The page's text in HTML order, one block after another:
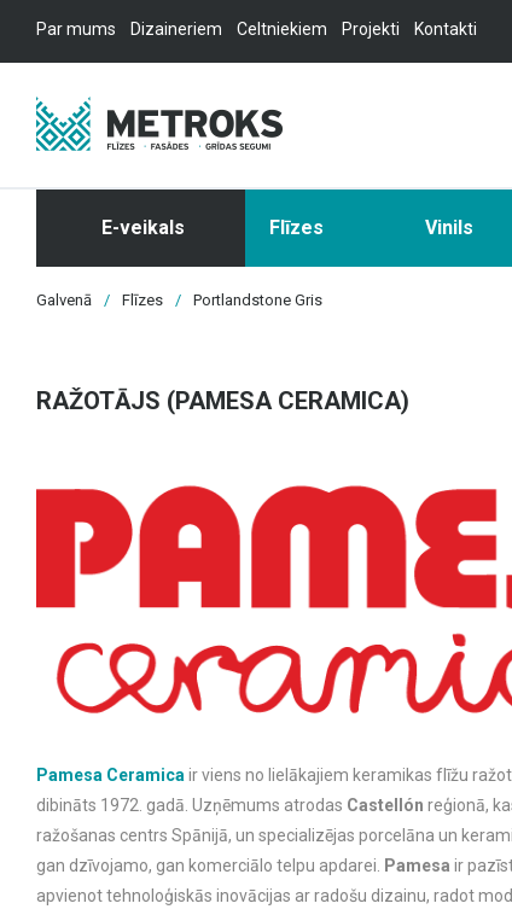
Par mums Dizaineriem Celtniekiem Projekti Kontakti
E-veikals Flīzes Vinils
Galvenā / Flīzes / Portlandstone Gris
RAŽOTĀJS (PAMESA CERAMICA)
Pamesa Ceramicair viens no lielākajiem keramikas flīžu
dibināts 1972. gadā. Uzņēmums atrodas Castellón reģionā,
ražošanas centrs Spānijā, un specializējas porcelāna un
gan dzīvojamo, gan komerciālo telpu apdarei. Pamesa ir
apvienot tehnoloģiskās inovācijas ar radošu dizainu, radot